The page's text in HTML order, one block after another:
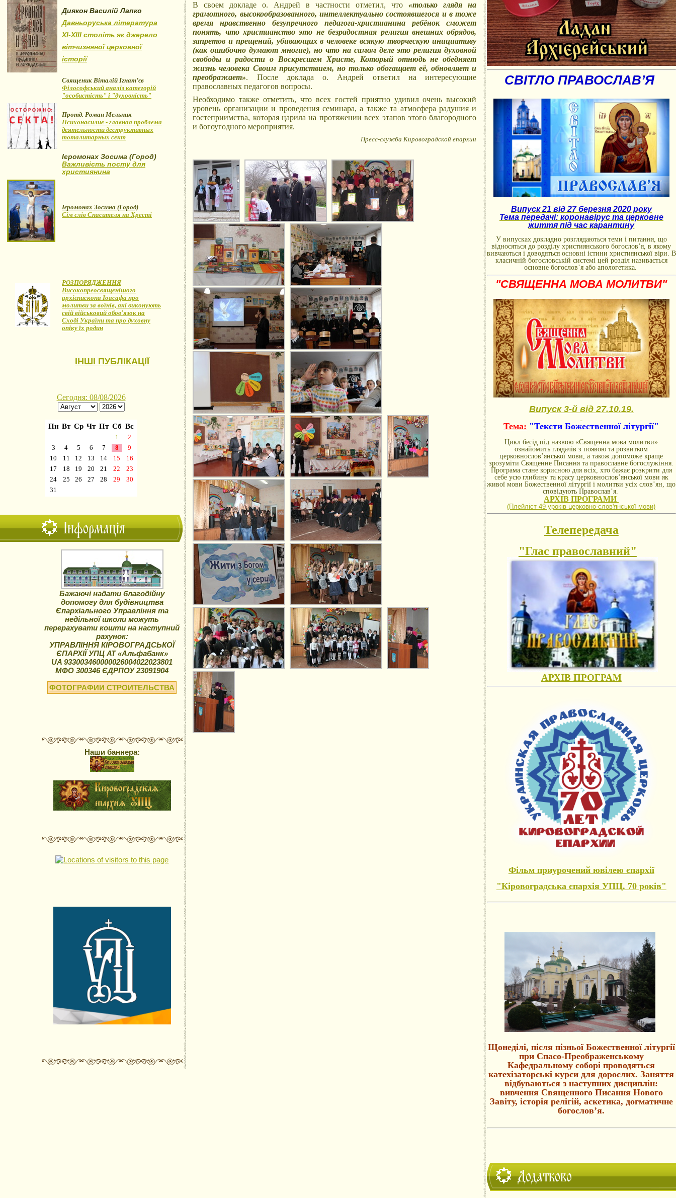
СВІТЛО ПРАВОСЛАВ’Я
Випуск 21 від 27 березня 2020 року
Тема передачі: коронавірус та церковне
життя під час карантину
У випусках докладно розглядаються теми і питання, що
відносяться до розділу християнського богослов’я, в якому
вивчаються і доводяться основні істини християнської віри. В
класичній богословській системі цей розділ називається
основне богослов’я або апологетика.
"СВЯЩЕННА МОВА МОЛИТВИ"
Випуск 3-й від 27.10.19.
Тема: "Тексти Божественної літургії"
Цикл бесід під назвою «Священна мова молитви»
ознайомить глядачів з появою та розвитком
церковнослов’янської мови, а також допоможе краще
зрозуміти Священне Писання та православне богослужіння.
Програма стане корисною для всіх, хто бажає розкрити для
себе усю глибину та красу церковнослов’янської мови як
живої мови Божественної літургії і молитви усіх слов’ян, що
сповідують Православ’я.
АРХІВ ПРОГРАМИ
(Плейліст 49 уроків церковно-словꞌянської мови)
Телепередача
"Глас православний"
АРХІВ ПРОГРАМ
Фільм приурочений ювілею єпархії
"Кіровоградська єпархія УПЦ. 70 років"
Щонеділі, після пізньої Божественної літургії
при Спасо-Преображенському
Кафедральному соборі проводяться
катехізаторські курси для дорослих. Заняття
відбуваються з наступних дисциплін:
вивчення Священного Писання Нового
Завіту, історія релігій, аскетика, догматичне
богослов’я.
Додатково
Диякон Василій Лапко
Давньоруська література
XI-XIII століть як джерело
вітчизняної церковної
історії
Священик Віталій Ігнат’єв
Філософський аналіз категорій
"особистість" і "духовність"
Протд. Роман Мельник
Психонасилие - главная проблема
деятельности деструктивных
тоталитарных сект
Ієромонах Зосима (Город)
Важливість посту для
християнина
Ієромонах Зосима (Город)
Сім слів Спасителя на Хресті
РОЗПОРЯДЖЕННЯ
Високопреосвященішого
архієпископа Іоасафа про
молитви за воїнів, які виконують
свій військовий обов'язок на
Сході України та про духовну
опіку їх родин
ІНШІ ПУБЛІКАЦІЇ
Інформація
Бажаючі надати благодійну
допомогу для будівництва
Єпархіального Управління та
недільної школи можуть
перерахувати кошти на наступний
рахунок:
УПРАВЛІННЯ КІРОВОГРАДСЬКОЇ
ЄПАРХІЇ УПЦ АТ «Альфабанк»
UA 933003460000026004022023801
МФО 300346 ЄДРПОУ 23091904
ФОТОГРАФИИ СТРОИТЕЛЬСТВА
Наши баннера:
В своем докладе о. Андрей в частности отметил, что«только глядя на
грамотного, высокообразованного, интеллектуально состоявшегося и в тоже
время нравственно безупречного педагога-христианина ребёнок сможет
понять, что христианство это не безрадостная религия внешних обрядов,
запретов и прещений, убивающих в человеке всякую творческую инициативу
(как ошибочно думают многие), но что на самом деле это религия духовной
свободы и радости о Воскресшем Христе, Который отнюдь не обедняет
жизнь человека Своим присутствием, но только обогащает её, обновляет и
преображает». После доклада о. Андрей ответил на интересующие
православных педагогов вопросы.
Необходимо также отметить, что всех гостей приятно удивил очень высокий
уровень организации и проведения семинара, а также та атмосфера радушия и
гостеприимства, которая царила на протяжении всех этапов этого благородного
и богоугодного мероприятия.
Пресс-служба Кировоградской епархии